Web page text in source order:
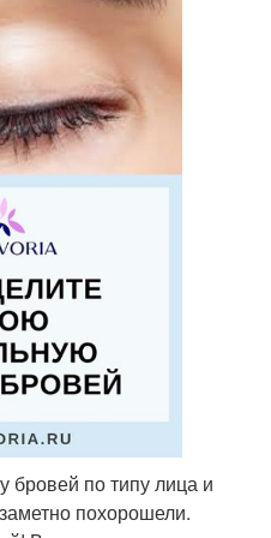
по типу лица и
похорошели.